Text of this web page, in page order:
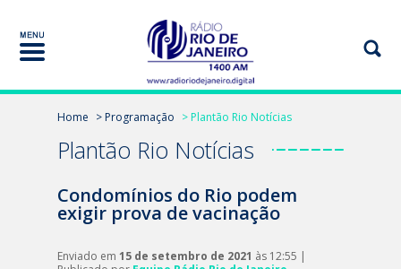
Home > Programação > Plantão Rio Notícias
Plantão Rio Notícias
Condomínios do Rio podem
exigir prova de vacinação
Enviado em 15 de setembro de 2021 às 12:55 |